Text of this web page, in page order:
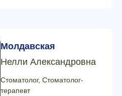
Молдавская
Нелли Александровна
Стоматолог, Стоматолог-
терапевт